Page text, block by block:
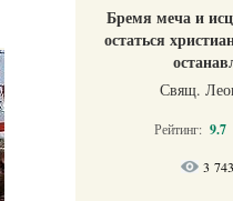
Бремя меча и
остаться
Свящ.
Рейтинг: 9.7
3 743